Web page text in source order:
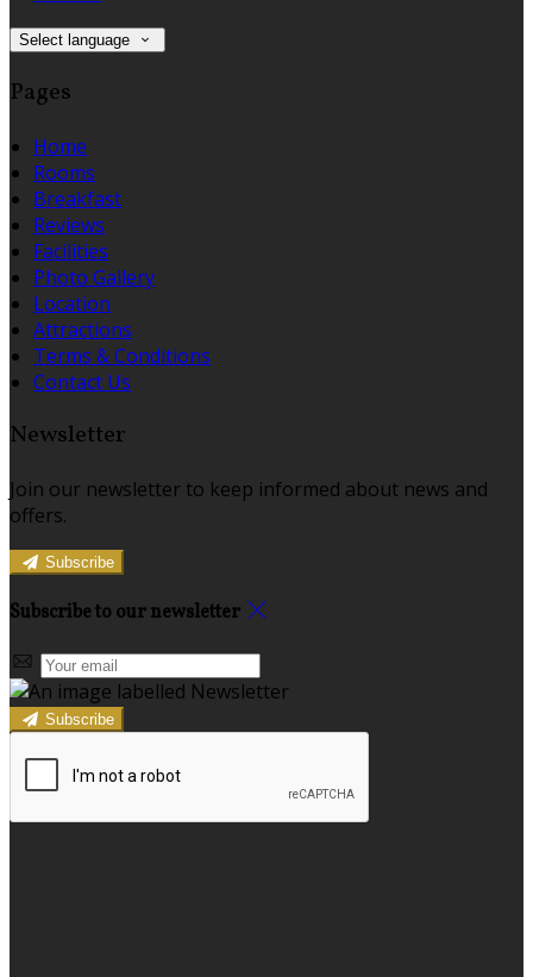
Select language
Pages
Home
Rooms
Breakfast
Reviews
Facilities
Photo Gallery
Location
Attractions
Terms & Conditions
Contact Us
Newsletter
Join our newsletter to keep informed about news and
offers.
Subscribe
Subscribe to our newsletter
Subscribe